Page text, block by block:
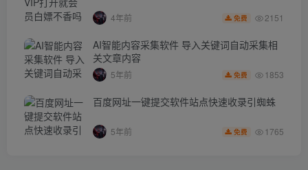
4年前 免费 2151
AI智能内容采集软件 导入关键词自动采集相
关文章内容
5年前 免费 1853
百度网址一键提交软件站点快速收录引蜘蛛
5年前 免费 1765